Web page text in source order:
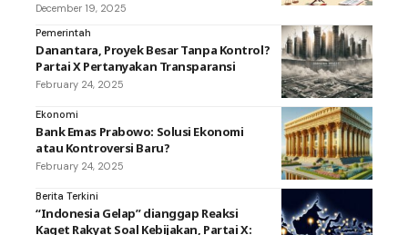
December 19, 2025
Pemerintah
Danantara, Proyek Besar Tanpa Kontrol?
Partai X Pertanyakan Transparansi
February 24, 2025
Ekonomi
Bank Emas Prabowo: Solusi Ekonomi
atau Kontroversi Baru?
February 24, 2025
Berita Terkini
“Indonesia Gelap” dianggap Reaksi
Kaget Rakyat Soal Kebijakan, Partai X: